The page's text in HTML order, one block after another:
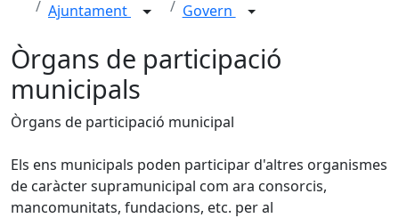
Ajuntament Govern
Òrgans de participació
municipals
Òrgans de participació municipal
Els ens municipals poden participar d'altres organismes
de caràcter supramunicipal com ara consorcis,
mancomunitats, fundacions, etc. per al